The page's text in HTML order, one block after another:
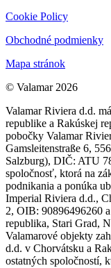
Cookie Policy
Obchodné podmienky
Mapa stránok
© Valamar 2026
Valamar Riviera d.d.
republike a Rakúskej
pobočky Valamar
Gamsleitenstraße 6,
Salzburg), DIČ: ATU
spoločnosť, ktorá na
podnikania a ponúka
Imperial Riviera d.d.,
2, OIB: 90896496260
republika, Stari Grad,
Valamarové objekty
d.d. v Chorvátsku a
ostatných spoločností,